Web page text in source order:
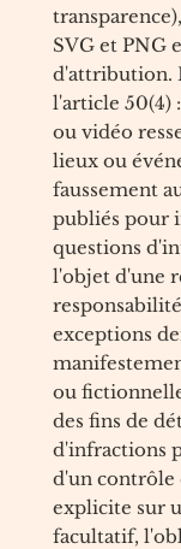
SVG et PNG
d'attribution.
l'article 50(4)
ou vidéo
lieux ou
faussement
publiés pour
questions
l'objet d'une
exceptions
ou
des fins de
d'infractions
d'un contrôle
explicite sur
facultatif,